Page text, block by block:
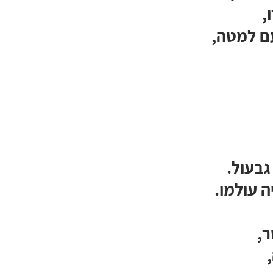
למטה,
עולמו.